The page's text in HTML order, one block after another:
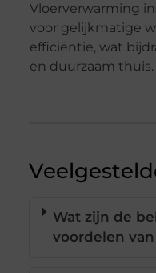
Vloerverwarming
voor gelijkmatige
efficiëntie, wat
en duurzaam thuis.
Wat zijn de
voordelen